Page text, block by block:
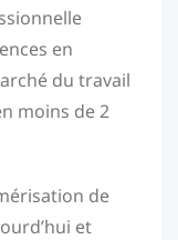
en
du travail
moins de 2
de
et